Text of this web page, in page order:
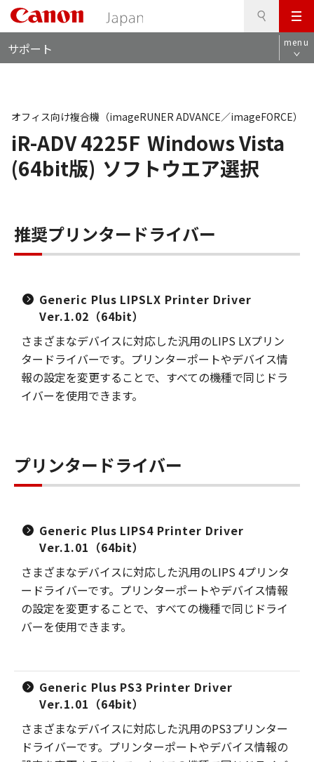
メ
ニ
ュ
サポート menu
iR-ADV 4225F Windows Vista
(64bit版) ソフトウエア選択
オフィス向け複合機（imageRUNER ADVANCE／imageFORCE）
推奨プリンタードライバー
Generic Plus LIPSLX Printer Driver
Ver.1.02（64bit）
さまざまなデバイスに対応した汎用のLIPS LXプリン
タードライバーです。プリンターポートやデバイス情
報の設定を変更することで、すべての機種で同じドラ
イバーを使用できます。
プリンタードライバー
Generic Plus LIPS4 Printer Driver
Ver.1.01（64bit）
さまざまなデバイスに対応した汎用のLIPS 4プリンタ
ードライバーです。プリンターポートやデバイス情報
の設定を変更することで、すべての機種で同じドライ
バーを使用できます。
Generic Plus PS3 Printer Driver
Ver.1.01（64bit）
さまざまなデバイスに対応した汎用のPS3プリンター
ドライバーです。プリンターポートやデバイス情報の